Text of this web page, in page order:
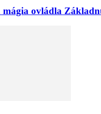
mágia ovládla